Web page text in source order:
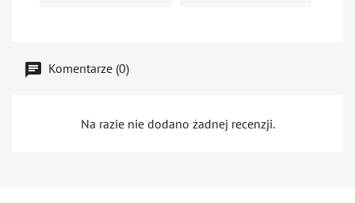
Komentarze (0)
Na razie nie dodano żadnej recenzji.